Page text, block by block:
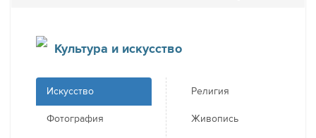
Культура и искусство
Искусство
Фотография
Религия
Живопись